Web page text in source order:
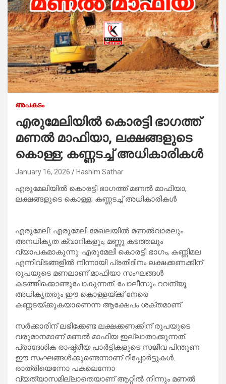
അപകടം
എരുമേലിയിൽ കൊരട്ടി ഭാഗത്ത്
മണൽ മാഫിയാ, ലക്ഷങ്ങളുടെ
കൊള്ള; കണ്ണടച്ച് അധികാരികൾ
January 16, 2026 Hashim Sathar
എരുമേലിയിൽ കൊരട്ടി ഭാഗത്ത് മണൽ മാഫിയാ,
ലക്ഷങ്ങളുടെ കൊള്ള; കണ്ണടച്ച് അധികാരികൾ
എരുമേലി: എരുമേലി മേഖലയിൽ മണൽവാരലും
അനധികൃത ക്വാറികളും, മണ്ണു കടത്തലും
വ്യാപകമാകുന്നു. എരുമേലി കൊരട്ടി ഭാഗം, കണ്ണിമല
എന്നിവിടങ്ങളിൽ നിന്നായി പ്രതിദിനം ലക്ഷക്കണക്കിന്
രൂപയുടെ മണലാണ് മാഫിയാ സംഘങ്ങൾ
കടത്തിക്കൊണ്ടുപോകുന്നത്. പോലീസും റവന്യൂ
അധികൃതരും ഈ കൊള്ളയ്ക്ക് നേരെ
കണ്ണടയ്ക്കുകയാണെന്ന ആക്ഷേപം ശക്തമാണ്.
സർക്കാരിന് ലഭിക്കേണ്ട ലക്ഷക്കണക്കിന് രൂപയുടെ
വരുമാനമാണ് മണൽ മാഫിയ ഇല്ലാതാക്കുന്നത്.
പ്രാദേശിക രാഷ്ട്രീയ പാർട്ടികളുടെ സജീവ പിന്തുണ
ഈ സംഘങ്ങൾക്കുണ്ടെന്നാണ് റിപ്പോർട്ടുകൾ.
രാത്രിയെന്നോ പകലെന്നോ
വ്യത്യാസമില്ലാതെയാണ് ആറ്റിൽ നിന്നും മണൽ